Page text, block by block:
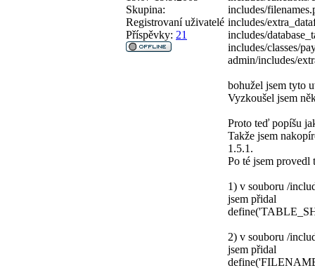
Skupina:
Registrovaní uživatelé
Příspěvky: 21
includes/
includes/
includes/
includes/classes/
admin/includes/
bohužel jsem tyto
Vyzkoušel jsem
Proto teď popíšu
Takže jsem
1.5.1.
Po té jsem provedl
1) v souboru /
jsem přidal
2) v souboru /
jsem přidal